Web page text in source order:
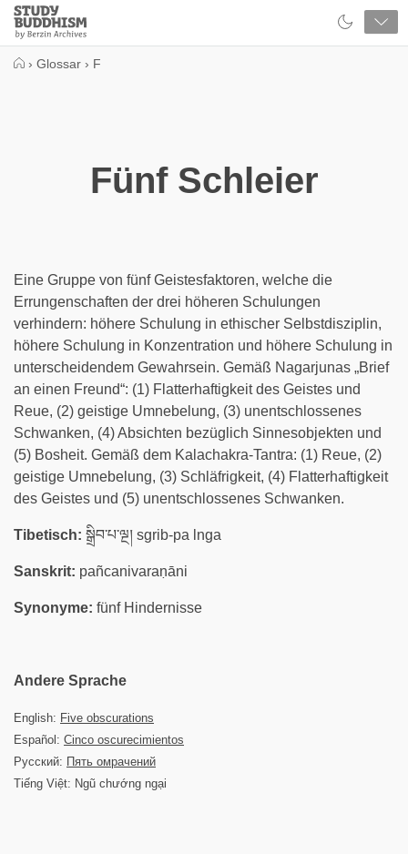
Close
Study
Buddhism
› Glossar › F
Fünf Schleier
Eine Gruppe von fünf Geistesfaktoren, welche die
Errungenschaften der drei höheren Schulungen
verhindern: höhere Schulung in ethischer Selbstdisziplin,
höhere Schulung in Konzentration und höhere Schulung in
unterscheidendem Gewahrsein. Gemäß Nagarjunas „Brief
an einen Freund“: (1) Flatterhaftigkeit des Geistes und
Reue, (2) geistige Umnebelung, (3) unentschlossenes
Schwanken, (4) Absichten bezüglich Sinnesobjekten und
(5) Bosheit. Gemäß dem Kalachakra-Tantra: (1) Reue, (2)
geistige Umnebelung, (3) Schläfrigkeit, (4) Flatterhaftigkeit
des Geistes und (5) unentschlossenes Schwanken.
Tibetisch: སྒྲིབ་པ་ལྔ། sgrib-pa lnga
Sanskrit: pañcanivaraṇāni
Synonyme: fünf Hindernisse
Andere Sprache
English: Five obscurations
Español: Cinco oscurecimientos
Русский: Пять омрачений
Tiếng Việt: Ngũ chướng ngại